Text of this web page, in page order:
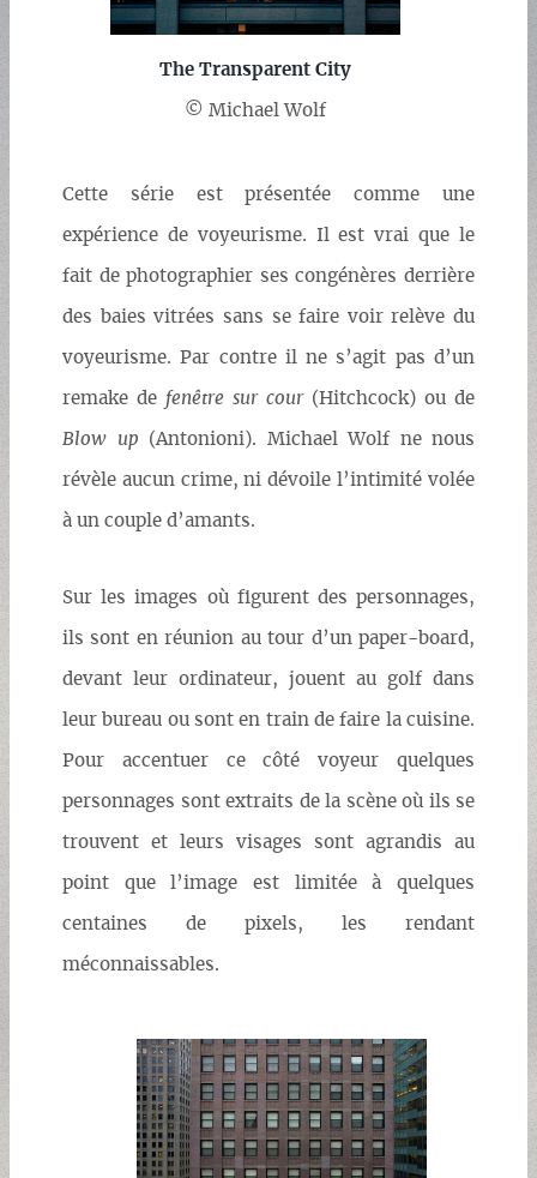
The Transparent City
© Michael Wolf
Cette série est présentée comme une
expérience de voyeurisme. Il est vrai que le
fait de photographier ses congénères derrière
des baies vitrées sans se faire voir relève du
voyeurisme. Par contre il ne s’agit pas d’un
remake de fenêtre sur cour(Hitchcock) ou de
Blow up (Antonioni). Michael Wolf ne nous
révèle aucun crime, ni dévoile l’intimité volée
à un couple d’amants.
Sur les images où figurent des personnages,
ils sont en réunion au tour d’un paper-board,
devant leur ordinateur, jouent au golf dans
leur bureau ou sont en train de faire la cuisine.
Pour accentuer ce côté voyeur quelques
personnages sont extraits de la scène où ils se
trouvent et leurs visages sont agrandis au
point que l’image est limitée à quelques
centaines de pixels, les rendant
méconnaissables.